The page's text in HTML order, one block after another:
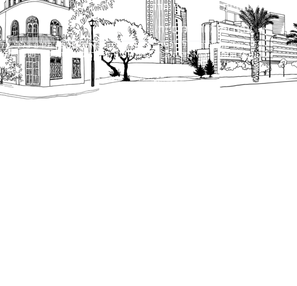
עבודות מטה הנדסיות
הנחיות תכנון ודפי חדר
כל הזכויות שמורות לעיריית תל-אביב-יפו. האתר מספק מידע כללי
הנוסח המחייב הוא זה הקבוע בהוראות הדין הרלוונטיות כפי